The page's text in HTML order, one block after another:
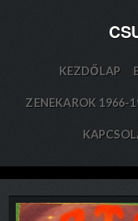
KEZDŐLAP
ZENEKAROK 1966-